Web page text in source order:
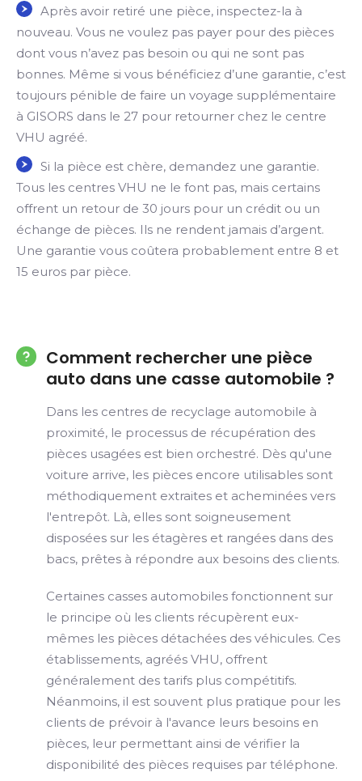
Après avoir retiré une pièce, inspectez-la à
nouveau. Vous ne voulez pas payer pour des pièces
dont vous n’avez pas besoin ou qui ne sont pas
bonnes. Même si vous bénéficiez d’une garantie, c’est
toujours pénible de faire un voyage supplémentaire
à GISORS dans le 27 pour retourner chez le centre
VHU agréé.
Si la pièce est chère, demandez une garantie.
Tous les centres VHU ne le font pas, mais certains
offrent un retour de 30 jours pour un crédit ou un
échange de pièces. Ils ne rendent jamais d’argent.
Une garantie vous coûtera probablement entre 8 et
15 euros par pièce.
Comment rechercher une pièce
auto dans une casse automobile ?
Dans les centres de recyclage automobile à
proximité, le processus de récupération des
pièces usagées est bien orchestré. Dès qu'une
voiture arrive, les pièces encore utilisables sont
méthodiquement extraites et acheminées vers
l'entrepôt. Là, elles sont soigneusement
disposées sur les étagères et rangées dans des
bacs, prêtes à répondre aux besoins des clients.
Certaines casses automobiles fonctionnent sur
le principe où les clients récupèrent eux-
mêmes les pièces détachées des véhicules. Ces
établissements, agréés VHU, offrent
généralement des tarifs plus compétitifs.
Néanmoins, il est souvent plus pratique pour les
clients de prévoir à l'avance leurs besoins en
pièces, leur permettant ainsi de vérifier la
disponibilité des pièces requises par téléphone.